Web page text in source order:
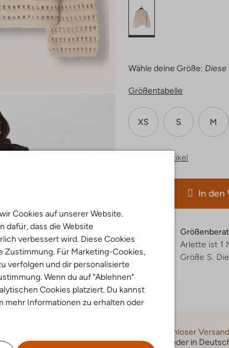
Cookies auf unserer Website.
dafür, dass die Website
verbessert wird. Diese Cookies
Für Marketing-Cookies,
verfolgen und dir personalisierte
Wenn du auf "Ablehnen"
Cookies platziert. Du kannst
mehr Informationen zu erhalten oder
Wähle deine Größe: Diese
Größentabelle
XS S M
Ähnliche Artikel
In den
Arlette ist 1
Größe S.
Kostenloser Versand
Mitglieder in